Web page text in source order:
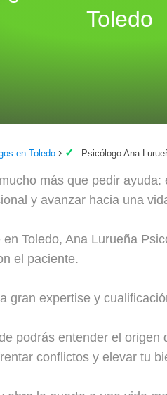
Toledo
en Toledo Psicólogo Ana
más que pedir
y avanzar hacia una
Toledo, Ana Lurueña
el paciente.
gran expertise y
podrás entender el
conflictos y elevar tu